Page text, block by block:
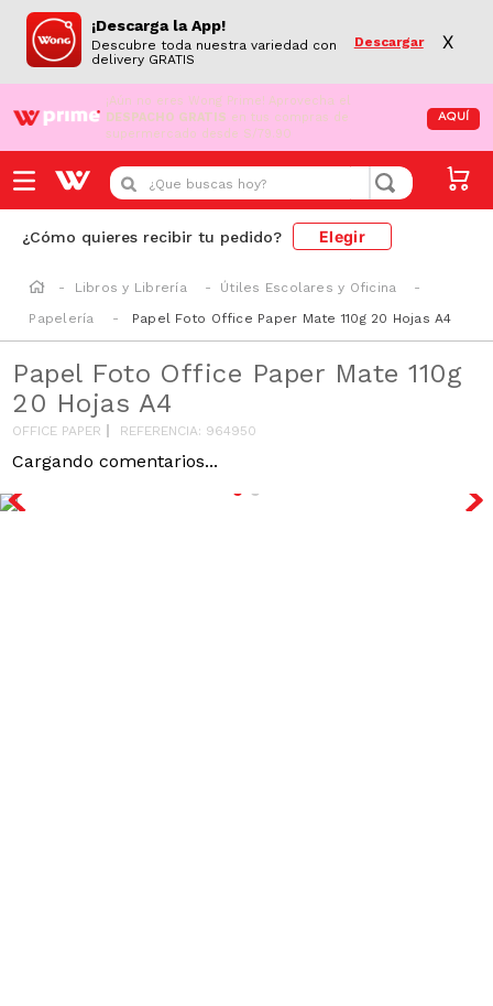
¡Descarga la App!
Descubre toda nuestra variedad con
delivery GRATIS
Descargar X
¡Aún no eres Wong Prime! Aprovecha el
DESPACHO GRATIS en tus compras de
supermercado desde S/79.90
AQUÍ
¿Que buscas hoy?
¿Cómo quieres recibir tu pedido? Elegir
Libros y Librería
Útiles Escolares y Oficina
Papelería
Papel Foto Office Paper Mate 110g 20 Hojas A4
Papel Foto Office Paper Mate 110g
20 Hojas A4
OFFICE PAPER REFERENCIA: 964950
Cargando comentarios...